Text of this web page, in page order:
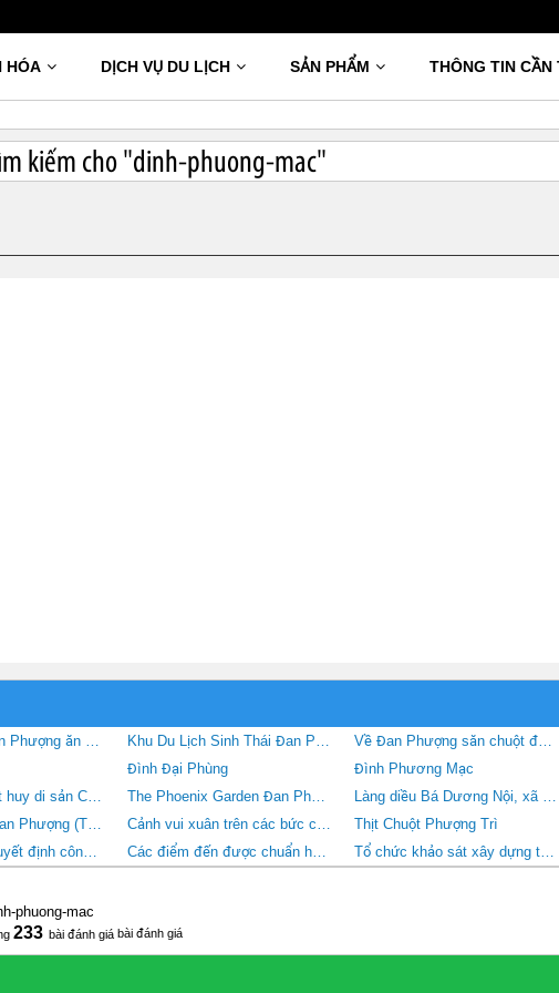
HÓA DỊCH VỤ DU LỊCH SẢN PHẨM THÔNG TIN CẦN
kiếm cho "dinh-phuong-mac"
Nem Phùng Đan Phượng ăn có ngon ? Khu Du Lịch Sinh Thái Đan Phượng
Về Đan Phượng săn chuột đồng
Đình Đại Phùng
Đình Phương Mạc
Lưu giữ và phát huy di sản Chèo tàu ở Đan Phượng The Phoenix Garden Đan Phượng
Làng diều Bá Dương Nội, xã Hồng Hà, huyện Đan Phượng, Hà Nội
Khu sinh thái Đan Phượng (THE PHONEIX GARDEN) Cảnh vui xuân trên các bức chạm gỗ đình Phùng
Thịt Chuột Phượng Trì
Lễ đón nhận Quyết định công nhận điểm du lịch Hạ Mỗ và điểm du lịch Khu sinh thái Đan Phượng, huyện Đan Phượng Các điểm đến được chuẩn hóa bài thuyết minh tại huyện Đan Phượng Tổ chức khảo sát xây dựng thí điểm du lịch nông nghiệp, nông thôn tại huyện Đan Phượng
phuong-mac
233 bài đánh giá